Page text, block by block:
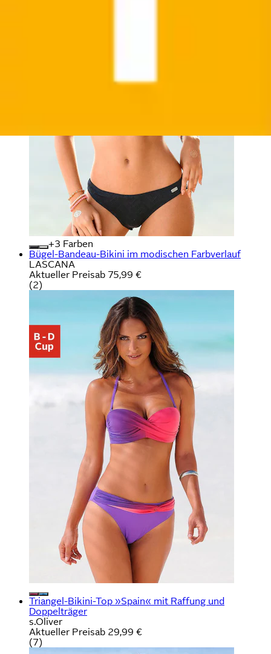
+
Farben
Bügel-Bandeau-Bikini im modischen Farbverlauf
LASCANA
Aktueller Preisab 75,99 €
(2)
Triangel-Bikini-Top »Spain« mit Raffung und
Doppelträger
s.Oliver
Aktueller Preisab 29,99 €
(7)